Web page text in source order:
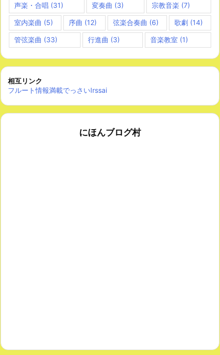
声楽・合唱 (31) 変奏曲 (3) 宗教音楽 (7)
室内楽曲 (5) 序曲 (12) 弦楽合奏曲 (6) 歌劇(14)
管弦楽曲 (33) 行進曲 (3) 音楽教室 (1)
相互リンク
フルート情報満載でっさいIrssai
にほんブログ村